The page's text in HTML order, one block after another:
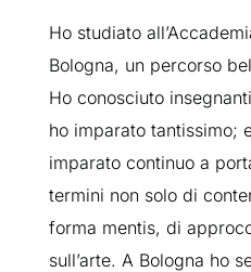
Ho studiato
Bologna, un percorso
Ho conosciuto
ho imparato tantissimo;
imparato continuo a
termini non solo di
forma mentis, di
sull’arte. A Bologna ho